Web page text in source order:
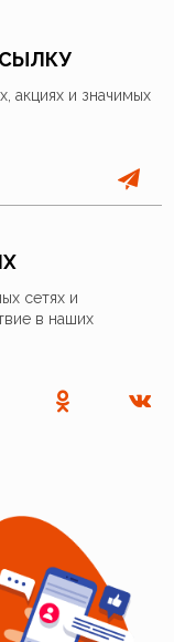
акциях и значимых
сетях и
в наших